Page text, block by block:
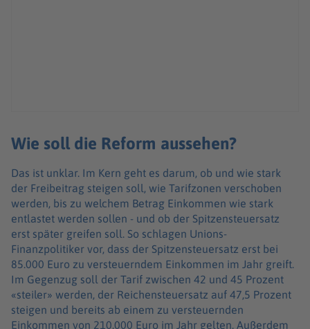
Wie soll die Reform aussehen?
Das ist unklar. Im Kern geht es darum, ob und wie stark
der Freibeitrag steigen soll, wie Tarifzonen verschoben
werden, bis zu welchem Betrag Einkommen wie stark
entlastet werden sollen - und ob der Spitzensteuersatz
erst später greifen soll. So schlagen Unions-
Finanzpolitiker vor, dass der Spitzensteuersatz erst bei
85.000 Euro zu versteuerndem Einkommen im Jahr greift.
Im Gegenzug soll der Tarif zwischen 42 und 45 Prozent
«steiler» werden, der Reichensteuersatz auf 47,5 Prozent
steigen und bereits ab einem zu versteuernden
Einkommen von 210.000 Euro im Jahr gelten. Außerdem